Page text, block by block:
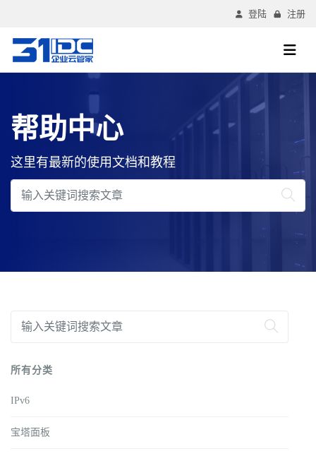
登陆 注册
帮助中心
这里有最新的使用文档和教程
所有分类
IPv6
宝塔面板